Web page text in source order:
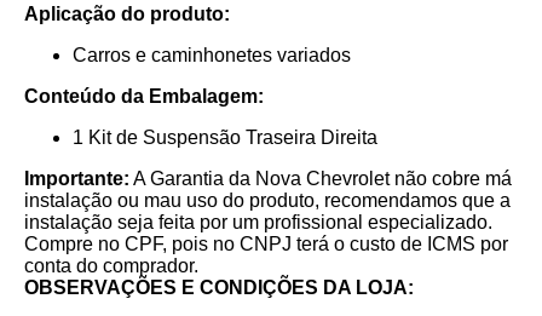
Aplicação do produto:
Carros e caminhonetes variados
Conteúdo da Embalagem:
1 Kit de Suspensão Traseira Direita
Importante: A Garantia da Nova Chevrolet não cobre má
instalação ou mau uso do produto, recomendamos que a
instalação seja feita por um profissional especializado.
Compre no CPF, pois no CNPJ terá o custo de ICMS por
conta do comprador.
OBSERVAÇÕES E CONDIÇÕES DA LOJA: